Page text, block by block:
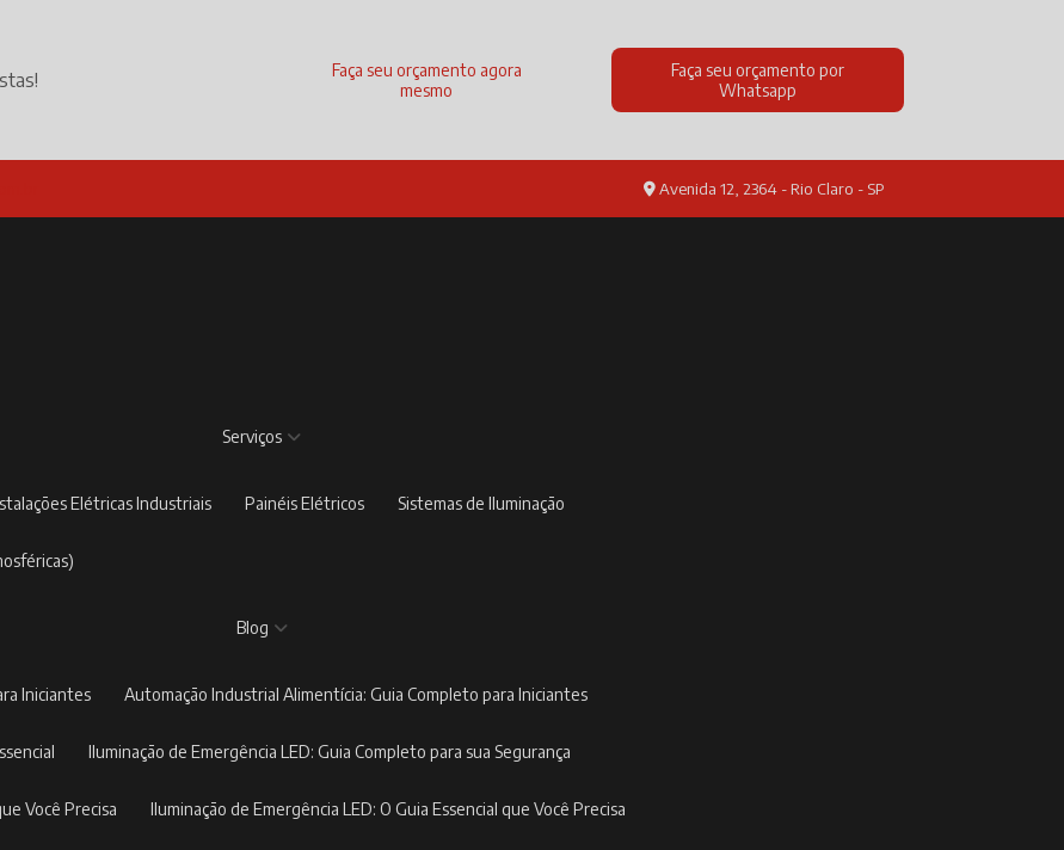
Faça seu orçamento agora
mesmo
Faça seu orçamento por
Whatsapp
Avenida 12, 2364 - Rio Claro - SP
Serviços
Elétricas Industriais Painéis Elétricos Sistemas de Iluminação
Blog
Iniciantes Automação Industrial Alimentícia: Guia Completo para Iniciantes
Iluminação de Emergência LED: Guia Completo para sua Segurança
Você Precisa Iluminação de Emergência LED: O Guia Essencial que Você Precisa